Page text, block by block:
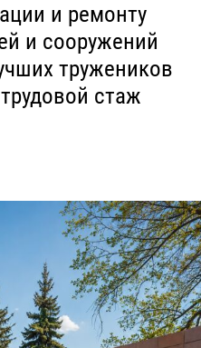
и ремонту
и сооружений
тружеников
стаж